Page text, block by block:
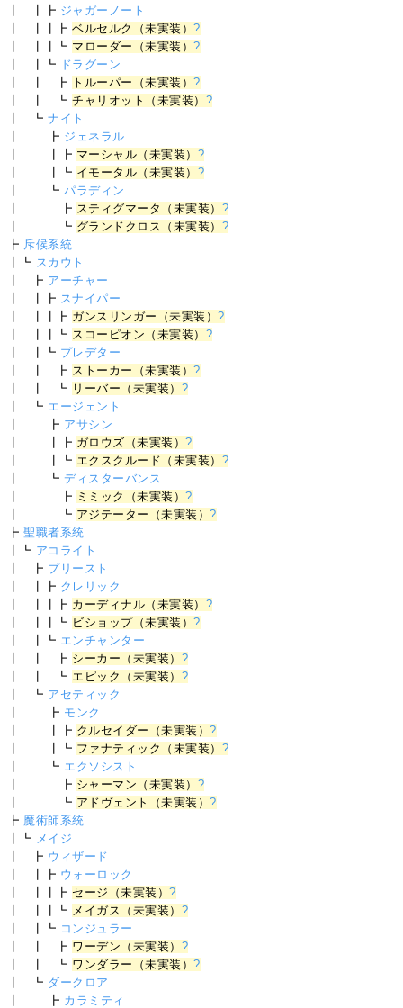
┃ ┃┣ ジャガーノート
┃ ┃┃┣ベルセルク（未実装）?
┃ ┃┃┗ マローダー（未実装）?
┃ ┃┗ ドラグーン
┃ ┃ ┣ トルーパー（未実装）?
┃ ┃ ┗チャリオット（未実装） ?
┃ ┗ナイト
┃ ┣ ジェネラル
┃ ┃┣ マーシャル（未実装） ?
┃ ┃┗ イモータル（未実装） ?
┃ ┗パラディン
┃ ┣ スティグマータ（未実装） ?
┃ ┗ グランドクロス（未実装） ?
┣ 斥候系統
┃┗ スカウト
┃ ┣ アーチャー
┃ ┃┣ スナイパー
┃ ┃┃┣ ガンスリンガー（未実装）?
┃ ┃┃┗ スコーピオン（未実装） ?
┃ ┃┗ プレデター
┃ ┃ ┣ ストーカー（未実装）?
┃ ┃ ┗ リーバー（未実装） ?
┃ ┗ エージェント
┃ ┣ アサシン
┃ ┃┣ ガロウズ（未実装）?
┃ ┃┗ エクスクルード（未実装） ?
┃ ┗ディスターバンス
┃ ┣ ミミック（未実装）?
┃ ┗ アジテーター（未実装）?
┣聖職者系統
┃┗ アコライト
┃ ┣ プリースト
┃ ┃┣ クレリック
┃ ┃┃┣ カーディナル（未実装） ?
┃ ┃┃┗ ビショップ（未実装）?
┃ ┃┗ エンチャンター
┃ ┃ ┣ シーカー（未実装） ?
┃ ┃ ┗ エピック（未実装） ?
┃ ┗ アセティック
┃ ┣ モンク
┃ ┃┣ クルセイダー（未実装）?
┃ ┃┗ ファナティック（未実装） ?
┃ ┗ エクソシスト
┃ ┣ シャーマン（未実装） ?
┃ ┗ アドヴェント（未実装）?
┣ 魔術師系統
┃┗ メイジ
┃ ┣ ウィザード
┃ ┃┣ ウォーロック
┃ ┃┃┣ セージ（未実装）?
┃ ┃┃┗ メイガス（未実装） ?
┃ ┃┗ コンジュラー
┃ ┃ ┣ ワーデン（未実装） ?
┃ ┃ ┗ ワンダラー（未実装）?
┃ ┗ ダークロア
┃ ┣ カラミティ